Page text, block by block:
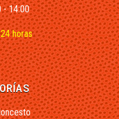
- 14:00
24 horas